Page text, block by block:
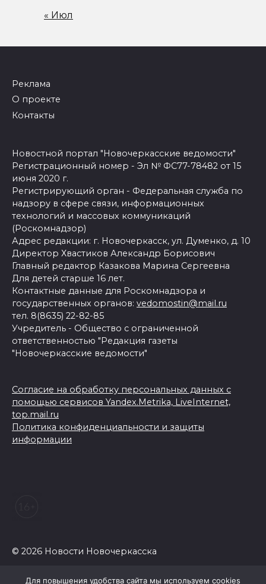
« Июл
Реклама
О проекте
Контакты
Новостной портал "Новочеркасские ведомости"
Регистрационный номер - Эл № ФС77-78482 от 15
июня 2020 г.
Регистрирующий орган - Федеральная служба по
надзору в сфере связи, информационных
технологий и массовых коммуникаций
(Роскомнадзор)
Адрес редакции: г. Новочеркасск, ул. Думенко, д. 10
Директор Хвастиков Александр Борисович
Главный редактор Казакова Марина Сергеевна
Для детей старше 16 лет.
Контактные данные для Роскомнадзора и
государственных органов: vedomostin@mail.ru
тел. 8(8635) 22-82-85
Учредитель - Общество с ограниченной
ответственностью "Редакция газеты
"Новочеркасские ведомости"
Согласие на обработку персональных данных с
помощью сервисов Yandex.Metrika, LiveInternet,
top.mail.ru
Политика конфиденциальности и защиты
информации
© 2026 Новости Новочеркасска
Для повышения удобства сайта мы используем cookies